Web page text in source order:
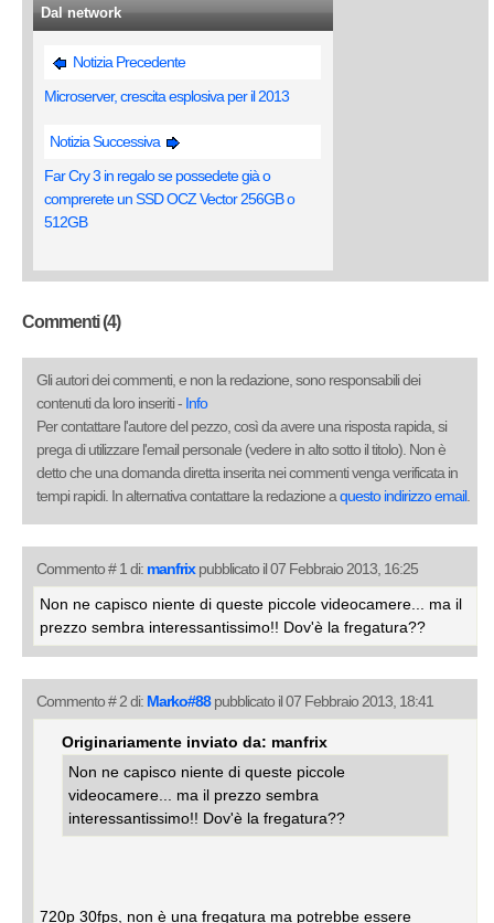
Dal network
Notizia Precedente
Microserver, crescita esplosiva per il 2013
Notizia Successiva
Far Cry 3 in regalo se possedete già o
comprerete un SSD OCZ Vector 256GB o
512GB
Commenti (4)
Gli autori dei commenti, e non la redazione, sono responsabili dei
contenuti da loro inseriti - Info
Per contattare l'autore del pezzo, così da avere una risposta rapida, si
prega di utilizzare l'email personale (vedere in alto sotto il titolo). Non è
detto che una domanda diretta inserita nei commenti venga verificata in
tempi rapidi. In alternativa contattare la redazione aquesto indirizzo email.
Commento # 1 di: manfrixpubblicato il 07 Febbraio 2013, 16:25
Non ne capisco niente di queste piccole videocamere... ma il
prezzo sembra interessantissimo!! Dov'è la fregatura??
Commento # 2 di: Marko#88pubblicato il 07 Febbraio 2013, 18:41
Originariamente inviato da: manfrix
Non ne capisco niente di queste piccole
videocamere... ma il prezzo sembra
interessantissimo!! Dov'è la fregatura??
720p 30fps, non è una fregatura ma potrebbe essere